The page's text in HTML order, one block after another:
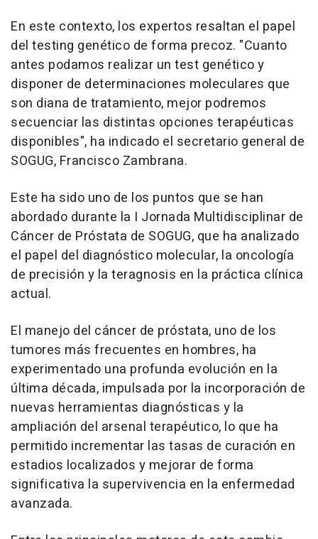
En este contexto, los expertos resaltan el papel
del testing genético de forma precoz. "Cuanto
antes podamos realizar un test genético y
disponer de determinaciones moleculares que
son diana de tratamiento, mejor podremos
secuenciar las distintas opciones terapéuticas
disponibles", ha indicado el secretario general de
SOGUG, Francisco Zambrana.
Este ha sido uno de los puntos que se han
abordado durante la I Jornada Multidisciplinar de
Cáncer de Próstata de SOGUG, que ha analizado
el papel del diagnóstico molecular, la oncología
de precisión y la teragnosis en la práctica clínica
actual.
El manejo del cáncer de próstata, uno de los
tumores más frecuentes en hombres, ha
experimentado una profunda evolución en la
última década, impulsada por la incorporación de
nuevas herramientas diagnósticas y la
ampliación del arsenal terapéutico, lo que ha
permitido incrementar las tasas de curación en
estadios localizados y mejorar de forma
significativa la supervivencia en la enfermedad
avanzada.